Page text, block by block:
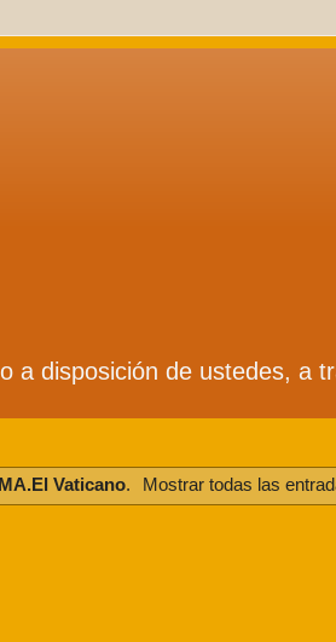
a disposición de ustedes, a
Vaticano. Mostrar todas las